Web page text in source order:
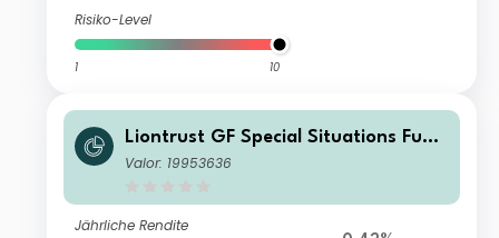
Risiko-Level
1 10
Liontrust GF Special Situations Fund
A2 Hedged Acc EUR
Valor: 19953636
Jährliche Rendite